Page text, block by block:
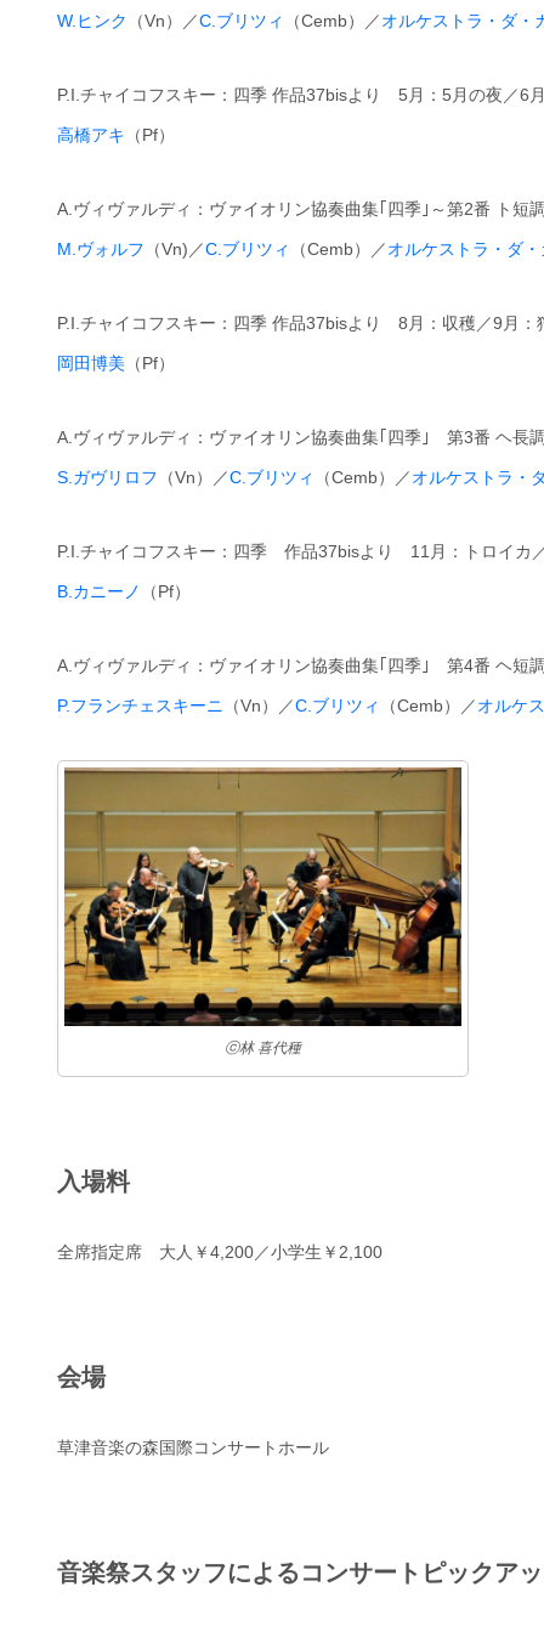
W.ヒンク （Vn）／C.ブリツィ （Cemb）／オルケストラ・ダ・
P.I.チャイコフスキー：四季 作品37bisより 5月：5月の夜／6
高橋アキ （Pf）
A.ヴィヴァルディ：ヴァイオリン協奏曲集｢四季｣～第2番 ト短
M.ヴォルフ （Vn)／C.ブリツィ （Cemb）／オルケストラ・ダ
P.I.チャイコフスキー：四季 作品37bisより 8月：収穫／9月：
岡田博美 （Pf）
A.ヴィヴァルディ：ヴァイオリン協奏曲集｢四季｣ 第3番 ヘ長
S.ガヴリロフ （Vn）／C.ブリツィ （Cemb）／オルケストラ・
P.I.チャイコフスキー：四季 作品37bisより 11月：トロイカ
B.カニーノ （Pf）
A.ヴィヴァルディ：ヴァイオリン協奏曲集｢四季｣ 第4番 ヘ短
P.フランチェスキーニ （Vn）／C.ブリツィ （Cemb）／オルケ
ⓒ林 喜代種
入場料
全席指定席 大人￥4,200／小学生￥2,100
会場
草津音楽の森国際コンサートホール
音楽祭スタッフによるコンサートピックア